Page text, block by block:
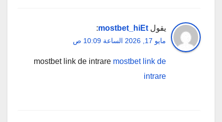
يقول mostbet_hiEt
:
مايو 17, 2026 الساعة 10:09 ص
mostbet link de intrare mostbet link de
intrare